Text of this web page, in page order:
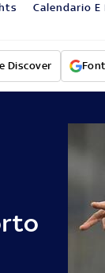
Calendario
Discover